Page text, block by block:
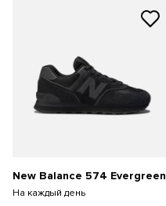
New Balance 574 Evergreen
На каждый день